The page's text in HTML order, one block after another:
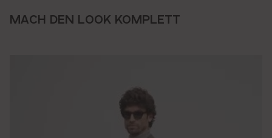
MACH DEN LOOK KOMPLETT